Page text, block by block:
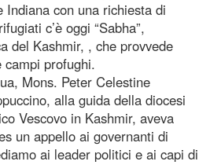
Indiana con una richiesta di
c’è oggi “Sabha”,
del Kashmir, , che provvede
profughi.
Mons. Peter Celestine
alla guida della diocesi
Vescovo in Kashmir, aveva
un appello ai governanti di
ai leader politici e ai capi di